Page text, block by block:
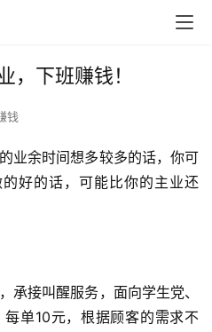
，下班赚钱！
钱
业余时间想多较多的话，你可
好的话，可能比你的主业还
承接叫醒服务，面向学生党、
单10元，根据顾客的需求不